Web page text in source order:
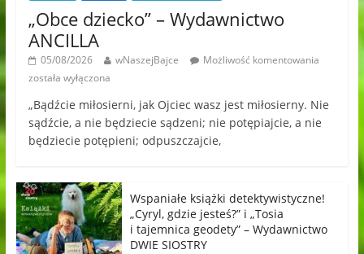
„Obce dziecko” – Wydawnictwo
ANCILLA
05/08/2026 wNaszejBajce
Możliwość komentowania
została wyłączona
„Bądźcie miłosierni, jak Ojciec wasz jest miłosierny. Nie
sądźcie, a nie będziecie sądzeni; nie potępiajcie, a nie
będziecie potępieni; odpuszczajcie,
Wspaniałe książki detektywistyczne!
„Cyryl, gdzie jesteś?” i „Tosia
i tajemnica geodety” – Wydawnictwo
DWIE SIOSTRY